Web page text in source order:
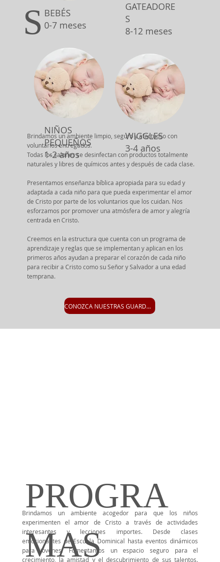
S BEBÉS
0-7 meses
GATEADORE
S
8-12 meses
NIÑOS
PEQUEÑOS
1-2 años
WIGGLES
3-4 años
Brindamos un ambiente limpio, seguro y afectuoso con
voluntarios entregados.
Todas los salones se desinfectan con productos totalmente
naturales y libres de químicos antes y después de cada clase.
Presentamos enseñanza bíblica apropiada para su edad y
adaptada a cada niño para que pueda experimentar el amor
de Cristo por parte de los voluntarios que los cuidan. Nos
esforzamos por promover una atmósfera de amor y alegría
centrada en Cristo.
Creemos en la estructura que cuenta con un programa de
aprendizaje y reglas que se implementan y aplican en los
primeros años ayudan a preparar el corazón de cada niño
para recibir a Cristo como su Señor y Salvador a una edad
temprana.
CONOZCA NUESTRAS GUARDERIAS
PROGRA
MAS
Brindamos un ambiente acogedor para que los niños
experimenten el amor de Cristo a través de actividades
interesantes y lecciones importes. Desde clases
emocionantes de Escuela Dominical hasta eventos dinámicos
para jóvenes. Fomentamos un espacio seguro para el
crecimiento, la amistad y el descubrimiento de sus talentos.